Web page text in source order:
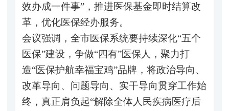
效办成一件事”，推进医保基金即时结算改
革，优化医保经办服务。
会议强调，全市医保系统要持续深化“五个
医保”建设，争做“四有”医保人，聚力打
造“医保护航幸福宝鸡”品牌，将政治导向、
改革导向、问题导向、实干导向贯穿工作始
终，真正肩负起“解除全体人民疾病医疗后